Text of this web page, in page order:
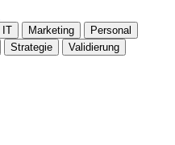
IT Marketing
Personal
Strategie
Validierung